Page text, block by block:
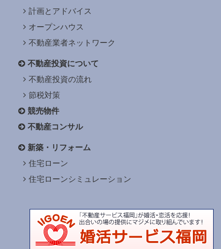
計画とアドバイス
オープンハウス
不動産業者ネットワーク
不動産投資について
不動産投資の流れ
節税対策
競売物件
不動産コンサル
新築・リフォーム
住宅ローン
住宅ローンシミュレーション